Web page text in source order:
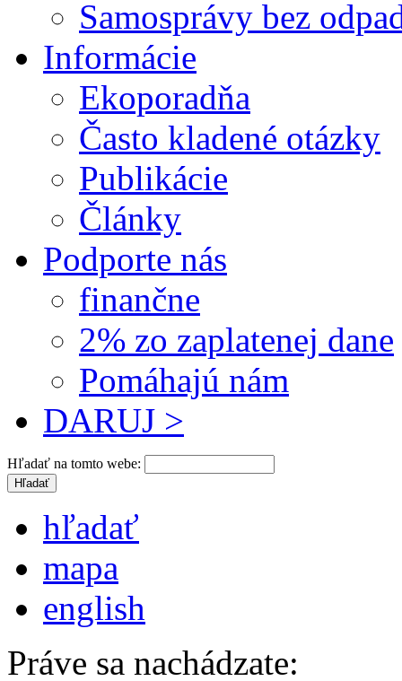
Samosprávy bez
Informácie
Ekoporadňa
Často kladené otázky
Publikácie
Články
Podporte nás
finančne
2% zo zaplatenej dane
Pomáhajú nám
DARUJ >
Hľadať na tomto webe:
hľadať
mapa
english
Práve sa nachádzate: